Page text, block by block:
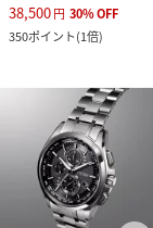
品番
38,500円 30%OFF
350ポイント(1倍)